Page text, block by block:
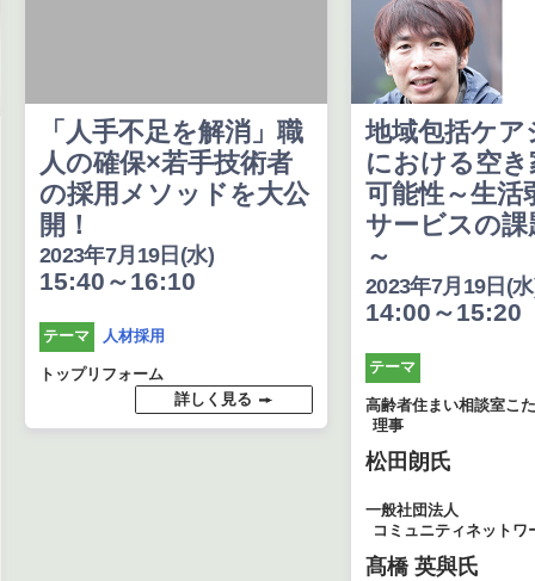
「人手不足を解消」職
人の確保×若手技術者
の採用メソッドを大公
開！
2023年7月19日(水)
15:40～16:10
テーマ 人材採用
トップリフォーム
詳しく見る
地域包括ケア
における空
可能性～生活
サービスの課
～
2023年7月19日(
14:00～15:20
テーマ
高齢者住まい相談室こ
理事
松田朗氏
一般社団法人
コミュニティネットワ
髙橋 英與氏